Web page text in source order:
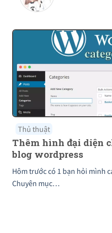
Thủ thuật
Thêm hình đại diện
blog wordpress
Hôm trước có 1 bạn hỏi mình
Chuyên mục…